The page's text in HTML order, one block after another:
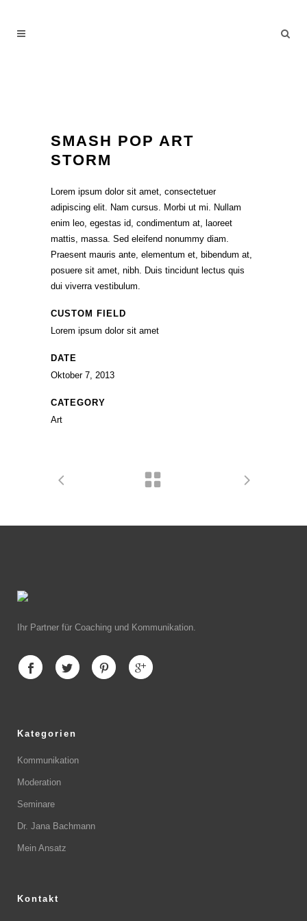
SMASH POP ART
STORM
Lorem ipsum dolor sit amet, consectetuer
adipiscing elit. Nam cursus. Morbi ut mi. Nullam
enim leo, egestas id, condimentum at, laoreet
mattis, massa. Sed eleifend nonummy diam.
Praesent mauris ante, elementum et, bibendum at,
posuere sit amet, nibh. Duis tincidunt lectus quis
dui viverra vestibulum.
CUSTOM FIELD
Lorem ipsum dolor sit amet
DATE
Oktober 7, 2013
CATEGORY
Art
Ihr Partner für Coaching und Kommunikation.
Kategorien
Kommunikation
Moderation
Seminare
Dr. Jana Bachmann
Mein Ansatz
Kontakt